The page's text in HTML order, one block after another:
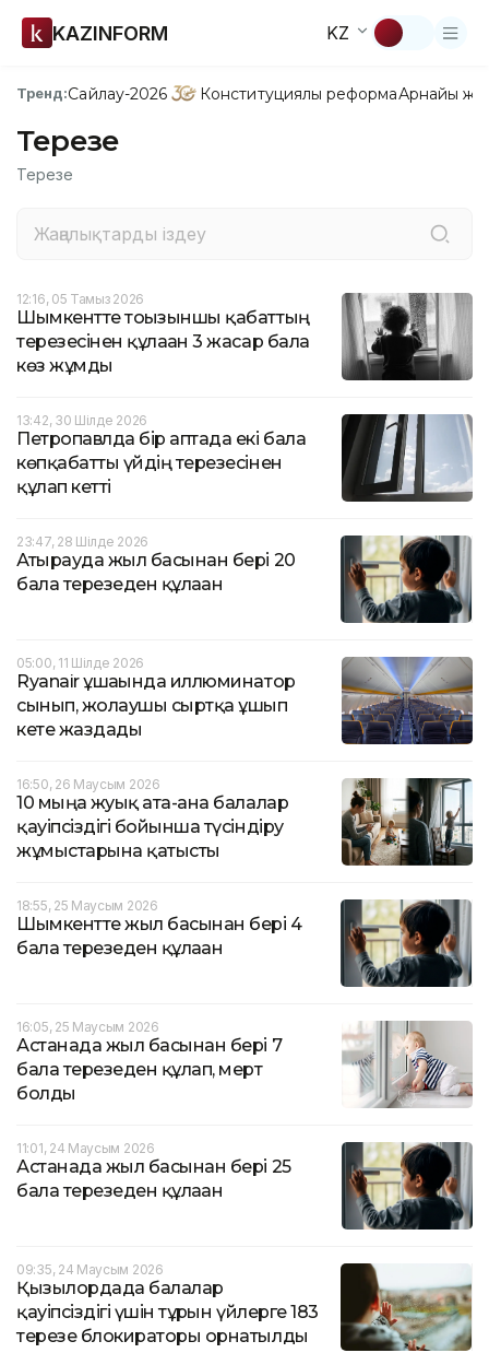
KAZINFORM KZ
Тренд:Сайлау-2026 Конституциялық реформаАрнайы
Терезе
Терезе
12:16, 05 Тамыз 2026
Шымкентте тоғызыншы қабаттың
терезесінен құлаған 3 жасар бала
көз жұмды
13:42, 30 Шілде 2026
Петропавлда бір аптада екі бала
көпқабатты үйдің терезесінен
құлап кетті
23:47, 28 Шілде 2026
Атырауда жыл басынан бері 20
бала терезеден құлаған
05:00, 11 Шілде 2026
Ryanair ұшағында иллюминатор
сынып, жолаушы сыртқа ұшып
кете жаздады
16:50, 26 Маусым 2026
10 мыңға жуық ата-ана балалар
қауіпсіздігі бойынша түсіндіру
жұмыстарына қатысты
18:55, 25 Маусым 2026
Шымкентте жыл басынан бері 4
бала терезеден құлаған
16:05, 25 Маусым 2026
Астанада жыл басынан бері 7
бала терезеден құлап, мерт
болды
11:01, 24 Маусым 2026
Астанада жыл басынан бері 25
бала терезеден құлаған
09:35, 24 Маусым 2026
Қызылордада балалар
қауіпсіздігі үшін тұрғын үйлерге 183
терезе блокираторы орнатылды